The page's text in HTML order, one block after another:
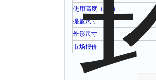
使用高度（mm
）
提篮尺寸
外形尺寸
市场报价